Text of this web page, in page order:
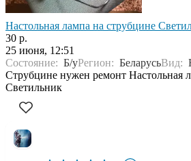
Настольная лампа на струбцине
30 р.
25 июня, 12:51
Состояние: Б/уРегион: БеларусьВид:
Струбцине нужен ремонт Настольная
Светильник